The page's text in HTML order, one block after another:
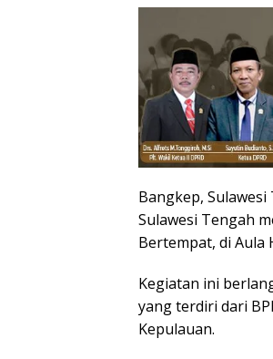
Bangkep,
Sulawesi Tengah
Bertempat, di Aula
Kegiatan ini
yang terdiri dari
Kepulauan.